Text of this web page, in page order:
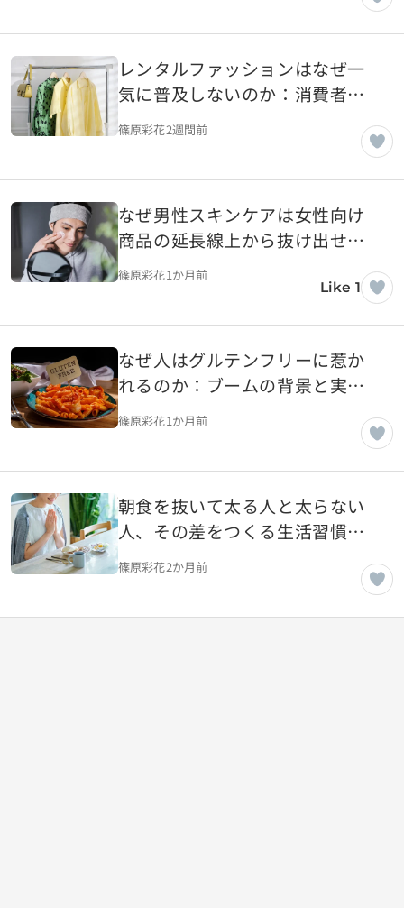
レンタルファッションはなぜ一
気に普及しないのか：消費者心
理から考察する
篠原彩花2週間前
なぜ男性スキンケアは女性向け
商品の延長線上から抜け出せな
いのか
篠原彩花1か月前
Like 1
なぜ人はグルテンフリーに惹か
れるのか：ブームの背景と実態
を探る
篠原彩花1か月前
朝食を抜いて太る人と太らない
人、その差をつくる生活習慣と
は
篠原彩花2か月前